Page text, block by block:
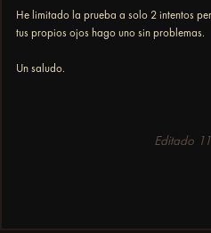
He limitado la prueba a solo 2 intentos
tus propios ojos hago uno sin problemas.
Un saludo.
Editado